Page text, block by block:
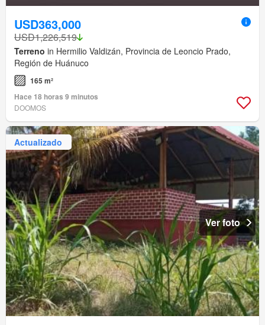
USD363,000
USD1,226,519
Terreno in Hermilio Valdizán, Provincia de Leoncio Prado,
Región de Huánuco
165 m²
Hace 18 horas 9 minutos
DOOMOS
Actualizado
Ver foto